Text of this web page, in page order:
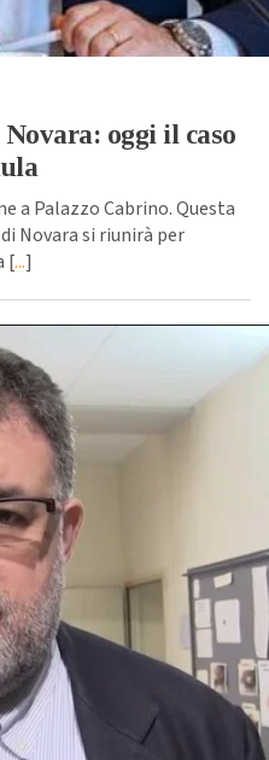
oggi il caso
a Palazzo Cabrino. Questa
Novara si riunirà per
[...]